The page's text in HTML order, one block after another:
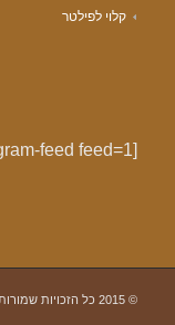
קלוי לפילטר
[instagram-feed feed=1]
© 2015 כל הזכויות שמורות - אספרסוטק -